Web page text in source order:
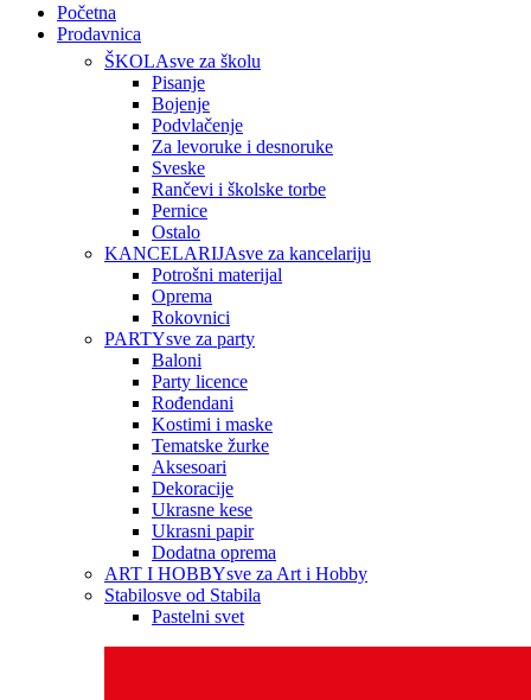
Početna
Prodavnica
ŠKOLAsve za školu
Pisanje
Bojenje
Podvlačenje
Za levoruke i desnoruke
Sveske
Rančevi i školske torbe
Pernice
Ostalo
KANCELARIJAsve za kancelariju
Potrošni materijal
Oprema
Rokovnici
PARTYsve za party
Baloni
Party licence
Rođendani
Kostimi i maske
Tematske žurke
Aksesoari
Dekoracije
Ukrasne kese
Ukrasni papir
Dodatna oprema
ART I HOBBYsve za Art i Hobby
Stabilosve od Stabila
Pastelni svet